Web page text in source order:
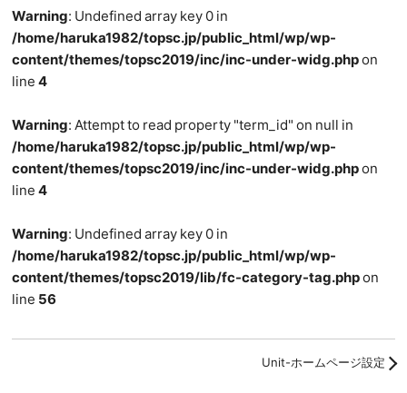
Warning: Undefined array key 0 in
/home/haruka1982/topsc.jp/public_html/wp/wp-
content/themes/topsc2019/inc/inc-under-widg.phpon
line4
Warning: Attempt to read property "term_id" on null in
/home/haruka1982/topsc.jp/public_html/wp/wp-
content/themes/topsc2019/inc/inc-under-widg.phpon
line4
Warning: Undefined array key 0 in
/home/haruka1982/topsc.jp/public_html/wp/wp-
content/themes/topsc2019/lib/fc-category-tag.phpon
line 56
Unit-ホームページ設定